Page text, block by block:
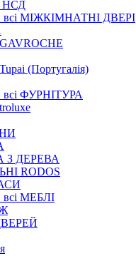
НСД
всі МІЖКІМНАТНІ ДВЕРІ
(Португалія)
всі ФУРНІТУРА
З ДЕРЕВА
RODOS
всі МЕБЛІ